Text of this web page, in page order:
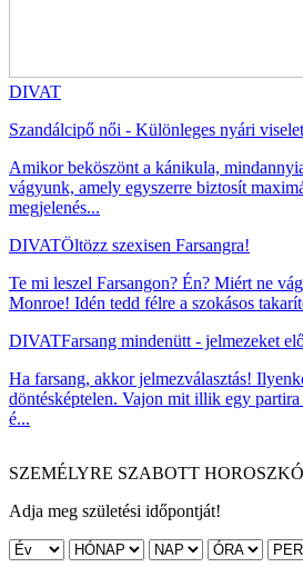
DIVAT
Szandálcipő női - Különleges nyári
Amikor beköszönt a kánikula,
vágyunk, amely egyszerre biztosít
megjelenés...
DIVATÖltözz szexisen Farsangra!
Te mi leszel Farsangon? Én? Miért ne
Monroe! Idén tedd félre a szokásos
DIVATFarsang mindenütt - jelmezeket
Ha farsang, akkor jelmezválasztás!
döntésképtelen. Vajon mit illik egy
é...
SZEMÉLYRE SZABOTT
Adja meg születési időpontját!